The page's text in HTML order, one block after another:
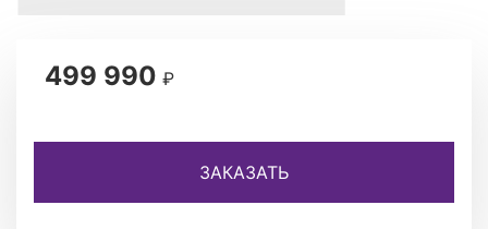
499 990 ₽
ЗАКАЗАТЬ